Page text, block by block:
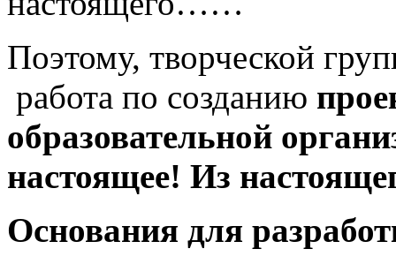
Поэтому, творческой
работа по созданию
образовательной
настоящее! Из
Основания для